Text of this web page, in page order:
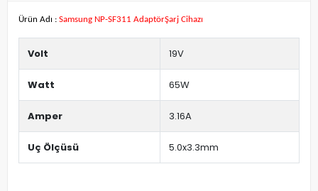
Ürün Adı : Samsung NP-SF311 AdaptörŞarj Cihazı
Volt 19V
Watt 65W
Amper 3.16A
Uç Ölçüsü 5.0x3.3mm